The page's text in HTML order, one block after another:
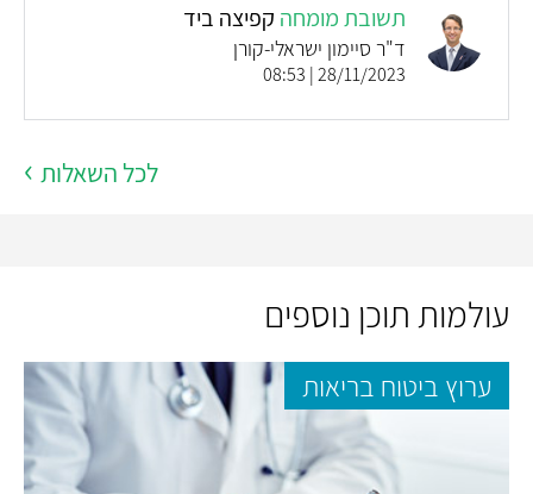
תשובת מומחה קפיצה ביד
ד"ר סיימון ישראלי-קורן
28/11/2023 | 08:53
לכל השאלות
עולמות תוכן נוספים
ערוץ ביטוח בריאות